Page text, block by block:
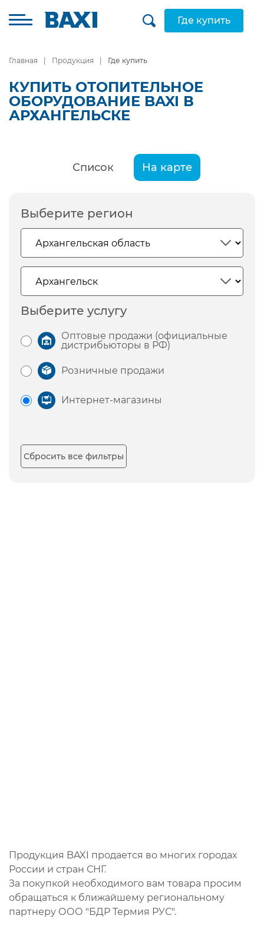
Где купить
Главная Продукция Где купить
КУПИТЬ ОТОПИТЕЛЬНОЕ
ОБОРУДОВАНИЕ BAXI В
АРХАНГЕЛЬСКЕ
Список На карте
Выберите регион
Выберите услугу
Оптовые продажи (официальные
дистрибьюторы в РФ)
Розничные продажи
Интернет-магазины
Сбросить все фильтры
Продукция BAXI продается во многих городах
России и стран СНГ.
За покупкой необходимого вам товара просим
обращаться к ближайшему региональному
партнеру ООО "БДР Термия РУС".